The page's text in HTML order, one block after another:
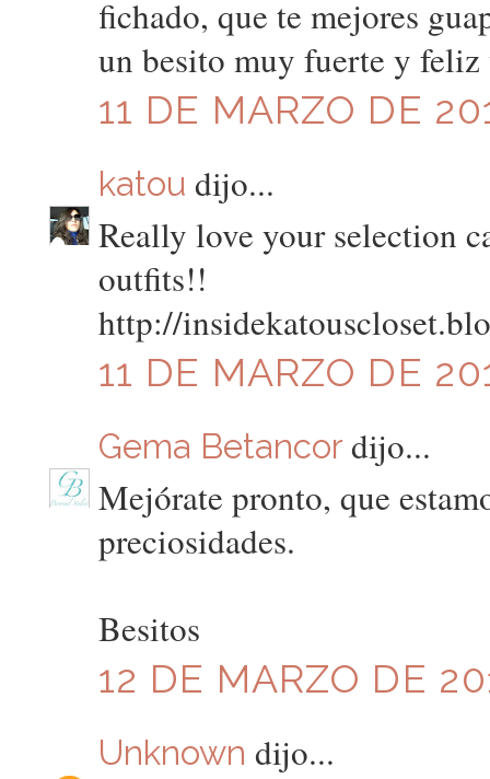
fichado, que te mejores
un besito muy fuerte y feliz
11 DE MARZO DE
katou dijo...
Really love your selection
outfits!!
http://
11 DE MARZO DE
Gema Betancor dijo...
Mejórate pronto, que
preciosidades.
Besitos
12 DE MARZO DE
Unknown dijo...